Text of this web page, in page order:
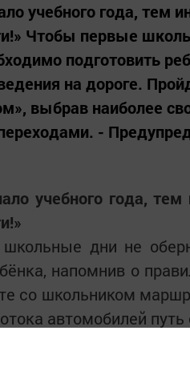
учебного года, тем
Чтобы первые
подготовить
на дороге.
выбрав наиболее
-
учебного года, тем
дни не
напомнив о
со школьником
автомобилей